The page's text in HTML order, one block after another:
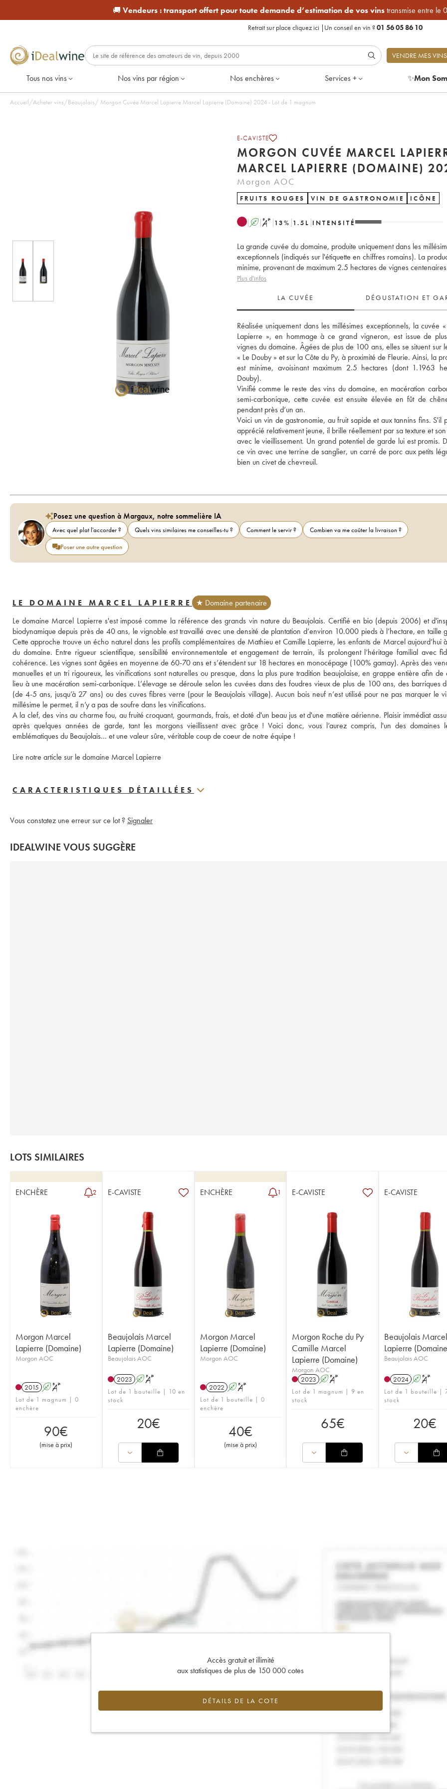
🚚 Vendeurs :transport offert pour toute demande d’estimation de vos vinstransmise entre le
Retrait sur place cliquez ici | Un conseil en vin ?01 56 05 86 10
VENDRE MES VINS
Tous nos vins Nos vins par région Nos enchères Services + ✨Mon
Accueil/Acheter vins/Beaujolais/ Morgon Cuvée Marcel Lapierre Marcel Lapierre (Domaine) 2024 - Lot de 1 magnum
E-CAVISTE
MORGON CUVÉE MARCEL
MARCEL
Morgon AOC
FRUITS ROUGES VIN DE GASTRONOMIE ICÔNE
A S 13% 1.5 L INTENSITÉ
La grande cuvée du domaine, produite uniquement dans les
exceptionnels (indiqués sur l'étiquette en chiffres romains). La
minime, provenant de maximum 2.5 hectares de vignes
Plus d'infos
LA CUVÉE DÉGUSTATION ET
Réalisée uniquement dans les millésimes exceptionnels, la cuvée
Lapierre », en hommage à ce grand vigneron, est issue de
vignes du domaine. Âgées de plus de 100 ans, elles se situent sur
« Le Douby » et sur la Côte du Py, à proximité de Fleurie. Ainsi, la
est minime, avoisinant maximum 2.5 hectares (dont 1.1963
Douby).
Vinifié comme le reste des vins du domaine, en macération
semi-carbonique, cette cuvée est ensuite élevée en fût de
pendant près d’un an.
Voici un vin de gastronomie, au fruit sapide et aux tannins fins. S'il
apprécié relativement jeune, il brille réellement par sa texture et
avec le vieillissement. Un grand potentiel de garde lui est promis.
ce vin avec une terrine de sanglier, un carré de porc aux petits
bien un civet de chevreuil.
Posez une question à Margaux, notre sommelière IA
Avec quel plat l'accorder ? Quels vins similaires me conseilles-tu ? Comment le servir ?
Combien va me coûter la livraison ?
Poser une autre question
LE DOMAINE MARCEL LAPIERRE
★ Domaine partenaire
Le domaine Marcel Lapierre s'est imposé comme la référence des grands vin nature du Beaujolais. Certifié en bio (depuis 2006) et
biodynamique depuis près de 40 ans, le vignoble est travaillé avec une densité de plantation d’environ 10.000 pieds à l’hectare, en taille
Cette approche trouve un écho naturel dans les profils complémentaires de Mathieu et Camille Lapierre, les enfants de Marcel aujourd’hui
du domaine. Entre rigueur scientifique, sensibilité environnementale et engagement de terrain, ils prolongent l’héritage familial avec
cohérence. Les vignes sont âgées en moyenne de 60-70 ans et s’étendent sur 18 hectares en monocépage (100% gamay). Après des
manuelles et un tri rigoureux, les vinifications sont naturelles ou presque, dans la plus pure tradition beaujolaise, en grappe entière afin de
lieu à une macération semi-carbonique. L’élevage se déroule selon les cuvées dans des foudres vieux de plus de 100 ans, des barriques
(de 4-5 ans, jusqu’à 27 ans) ou des cuves fibres verre (pour le Beaujolais village). Aucun bois neuf n’est utilisé pour ne pas marquer le
millésime le permet, il n’y a pas de soufre dans les vinifications.
A la clef, des vins au charme fou, au fruité croquant, gourmands, frais, et doté d'un beau jus et d'une matière aérienne. Plaisir immédiat
après quelques années de garde, tant les morgons vieillissent avec grâce ! Voici donc, vous l’aurez compris, l'un des domaines
emblématiques du Beaujolais… et une valeur sûre, véritable coup de coeur de notre équipe !
Lire notre article sur le domaine Marcel Lapierre
CARACTERISTIQUES DÉTAILLÉES
Vous constatez une erreur sur ce lot ? Signaler
IDEALWINE VOUS SUGGÈRE
LOTS SIMILAIRES
ENCHÈRE 2
Morgon Marcel
Lapierre (Domaine)
Morgon AOC
2015 A S
Lot de 1 magnum | 0
enchère
90€
(mise à prix)
E-CAVISTE
Beaujolais Marcel
Lapierre (Domaine)
Beaujolais AOC
2023 A S
Lot de 1 bouteille | 10 en
stock
20€
ENCHÈRE 1
Morgon Marcel
Lapierre (Domaine)
Morgon AOC
2022 A S
Lot de 1 bouteille | 0
enchère
40€
(mise à prix)
E-CAVISTE
Morgon Roche du Py
Camille Marcel
Lapierre (Domaine)
Morgon AOC
2023 A S
Lot de 1 magnum | 9 en
stock
65€
E-CAVISTE
Beaujolais
Lapierre
Beaujolais AOC
2024 A S
Lot de 1 bouteille |
stock
20€
Accès gratuit et illimité
aux statistiques de plus de 150 000 cotes
DÉTAILS DE LA COTE